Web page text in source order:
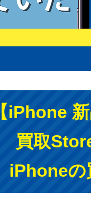
【iPhone
買取
iPhoneの